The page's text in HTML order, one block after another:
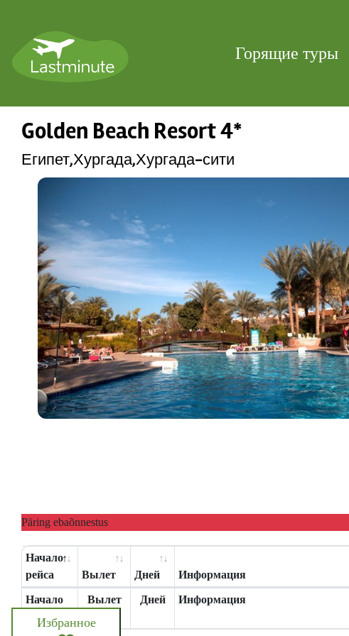
Горящие туры
Golden Beach Resort 4*
Египет,Хургада,Хургада-сити
Previous
Päring ebaõnnestus
Начало
рейса
Вылет Дней Информация
Начало
рейса
Вылет Дней Информация
Избранное